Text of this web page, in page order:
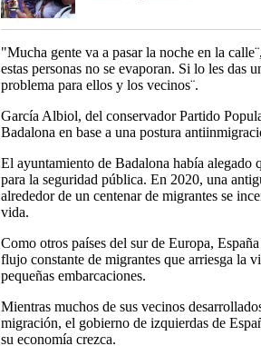
"Mucha gente va a pasar la noche en la
estas personas no se evaporan. Si lo les das
problema para ellos y los vecinos¨.
García Albiol, del conservador Partido
Badalona en base a una postura
El ayuntamiento de Badalona había alegado
para la seguridad pública. En 2020, una
alrededor de un centenar de migrantes se
vida.
Como otros países del sur de Europa,
flujo constante de migrantes que arriesga la
pequeñas embarcaciones.
Mientras muchos de sus vecinos
migración, el gobierno de izquierdas de
su economía crezca.